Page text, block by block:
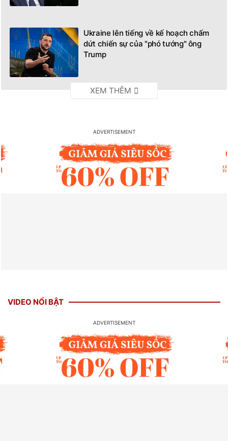
Ukraine lên tiếng về kế hoạch chấm
dứt chiến sự của "phó tướng" ông
Trump
VIDEO NỔI BẬT